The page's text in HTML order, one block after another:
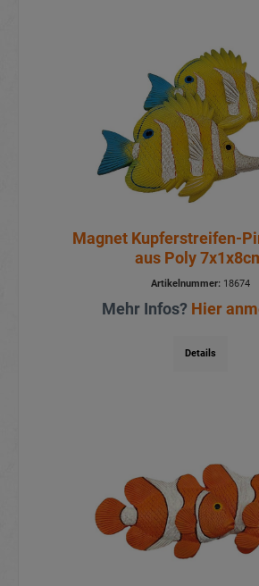
Magnet Kupferstreifen-
aus Poly
Artikelnummer:18674
Mehr Infos? Hier
Details